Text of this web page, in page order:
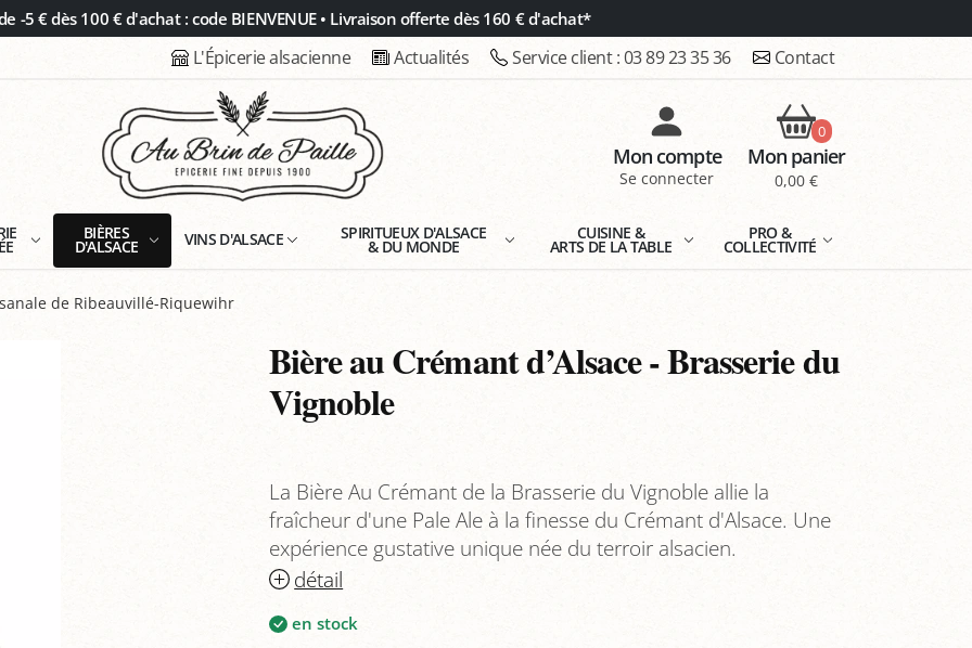
-5 € dès 100 € d'achat : code BIENVENUE • Livraison offerte dès 160 € d'achat*
L'Épicerie alsacienne Actualités Service client :03 89 23 35 36 Contact
Mon compte
Se connecter
0
Mon panier
0,00 €
BIÈRES
D'ALSACE VINS D'ALSACE SPIRITUEUX D'ALSACE
& DU MONDE
CUISINE &
ARTS DE LA TABLE
PRO &
COLLECTIVITÉ
de Ribeauvillé-Riquewihr
Bière au Crémant d’Alsace - Brasserie du
Vignoble
La Bière Au Crémant de la Brasserie du Vignoble allie la
fraîcheur d'une Pale Ale à la finesse du Crémant d'Alsace. Une
expérience gustative unique née du terroir alsacien.
détail
en stock